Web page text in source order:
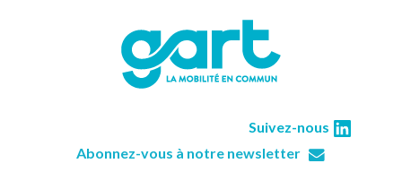
Suivez-nous
Abonnez-vous à notre newsletter